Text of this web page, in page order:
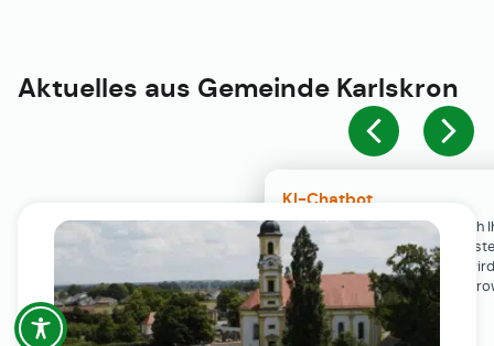
KI-Chatbot
Der KI-Chatbot steht erst nach
Einwilligung in den Cookie-
Verfügung. Der Chat-Verlauf
ausschließlich lokal in Ihrem
gespeichert.
Aktuelles aus Gemeinde Karlskron